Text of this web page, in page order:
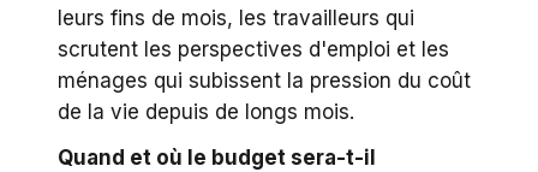
leurs fins de mois, les travailleurs qui
scrutent les perspectives d'emploi et les
ménages qui subissent la pression du coût
de la vie depuis de longs mois.
Quand et où le budget sera-t-il